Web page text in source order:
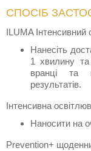
СПОСІБ
ILUMA Інтенсивний
Нанесіть
1 хвилину
вранці та
результатів.
Інтенсивна
Наносити на
Prevention+